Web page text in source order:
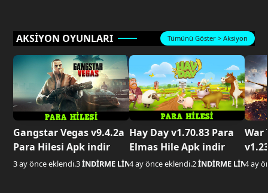
AKSİYON OYUNLARI
Gangstar Vegas v9.4.2a
Para Hilesi Apk indir
3 ay önce eklendi.3İNDİRME LİNKİ AKTİF
Hay Day v1.70.83 Para
Elmas Hile Apk indir
4 ay önce eklendi.2İNDİRME LİNKİ
War
Apk
4 ay
Tümünü Göster > Aksiyon